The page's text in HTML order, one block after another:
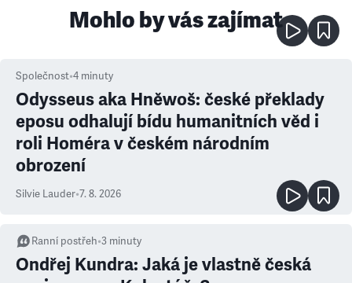
Mohlo by vás zajímat
Společnost•4 minuty
Odysseus aka Hněwoš: české překlady
eposu odhalují bídu humanitních věd i
roli Homéra v českém národním
obrození
Silvie Lauder•7. 8. 2026
Ranní postřeh•3 minuty
Ondřej Kundra: Jaká je vlastně česká